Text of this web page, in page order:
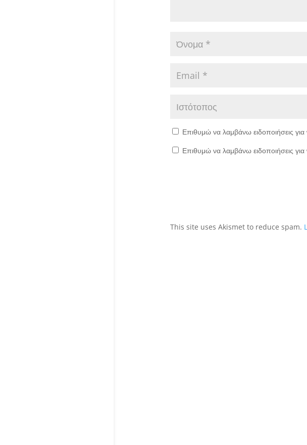
Επιθυμώ να λαμβάνω ειδοποιήσεις
Επιθυμώ να λαμβάνω ειδοποιήσεις
This site uses Akismet to reduce spam.